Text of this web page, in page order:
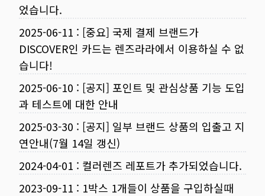
었습니다.
2025-06-11 : [중요] 국제 결제 브랜드가
DISCOVER인 카드는 렌즈라라에서 이용하실 수 없
습니다!
2025-06-10 : [공지] 포인트 및 관심상품 기능 도입
과 테스트에 대한 안내
2025-03-30 : [공지] 일부 브랜드 상품의 입출고 지
연안내(7월 14일 갱신)
2024-04-01 : 컬러렌즈 레포트가 추가되었습니다.
2023-09-11 : 1박스 1개들이 상품을 구입하실때